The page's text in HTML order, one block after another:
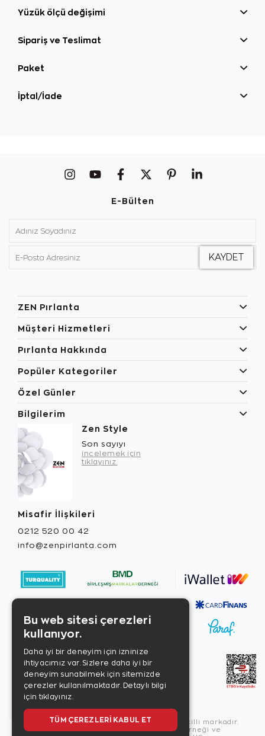
Yüzük ölçü değişimi
Sipariş ve Teslimat
Paket
İptal/İade
E-Bülten
ZEN Pırlanta
Müşteri Hizmetleri
Pırlanta Hakkında
Popüler Kategoriler
Özel Günler
Bilgilerim
Zen Style
Son sayıyı
incelemek için
tıklayınız.
Misafir İlişkileri
0212 520 00 42
info@zenpirlanta.com
Copyright © 2026, Zen Diamond tescilli markadır.
Zen Diamond Birleşmiş Markalar Derneği ve
Bu web sitesi çerezleri
kullanıyor.
Daha iyi bir deneyim için izninize
ihtiyacımız var. Sizlere daha iyi bir
deneyim sunabilmek için sitemizde
çerezler kullanılmaktadır. Detaylı bilgi
için tıklayınız.
TÜM ÇEREZLERI KABUL ET